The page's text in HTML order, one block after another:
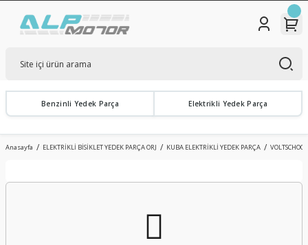
Benzinli Yedek Parça Elektrikli Yedek Parça
Anasayfa ELEKTRİKLİ BİSİKLET YEDEK PARÇA ORJ KUBA ELEKTRİKLİ YEDEK PARÇA VOLTSCHOOL